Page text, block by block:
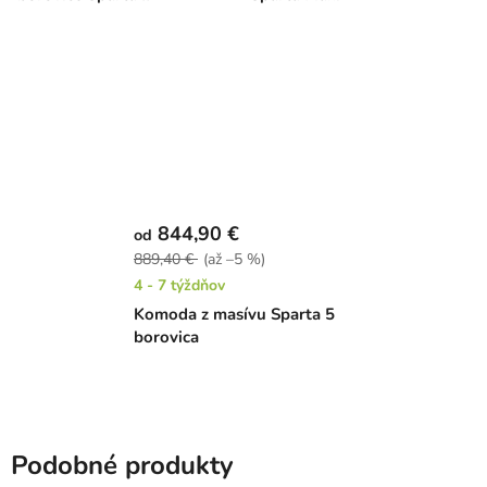
Komoda z masívu Sparta 5
borovica
od 844,90 €
889,40 € (až –5 %)
4 - 7 týždňov
Podobné produkty